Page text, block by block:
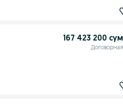
167 423 200 сум
Договорная